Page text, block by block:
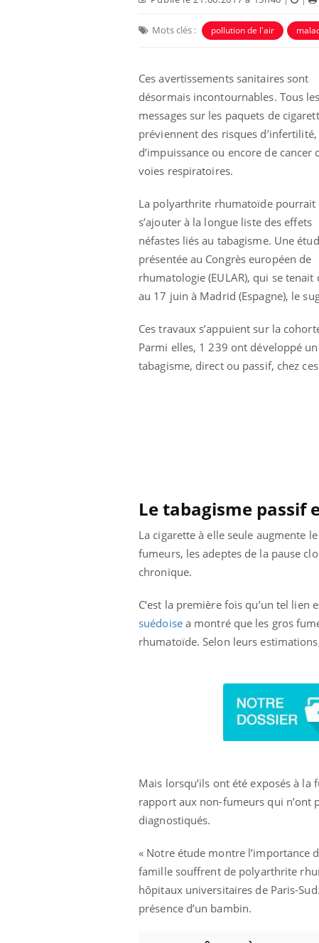
Mots clés : pollution de l'air
Ces avertissements sanitaires sont
désormais incontournables. Tous les
messages sur les paquets de
préviennent des risques d’infertilité,
d’impuissance ou encore de cancer
voies respiratoires.
La polyarthrite rhumatoïde pourrait
s’ajouter à la longue liste des effets
néfastes liés au tabagisme. Une
présentée au Congrès européen de
rhumatologie (EULAR), qui se tenait
au 17 juin à Madrid (Espagne), le
Ces travaux s’appuient sur la
Parmi elles, 1 239 ont développé
tabagisme, direct ou passif, chez
Le tabagisme passif
La cigarette à elle seule augmente
fumeurs, les adeptes de la pause
chronique.
C’est la première fois qu’un tel
suédoisea montré que les gros
rhumatoïde. Selon leurs
Mais lorsqu’ils ont été exposés à
rapport aux non-fumeurs qui n’ont
diagnostiqués.
« Notre étude montre l’importance
famille souffrent de polyarthrite
hôpitaux universitaires de Paris-
présence d’un bambin.
Eczéma Chronique des Mains :
expliquer ma maladieYoutube
Il y a des sujets qui sont faciles à aborder...
d'autres non ! D'un côté, poser des
questions sur la maladie d'un proche c'est